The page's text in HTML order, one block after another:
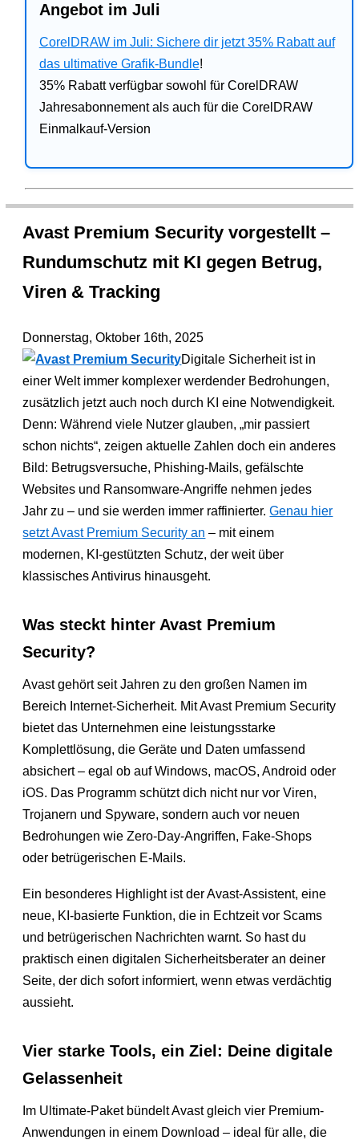
Angebot im Juli
CorelDRAW im Juli: Sichere dir jetzt 35% Rabatt auf
das ultimative Grafik-Bundle!
35% Rabatt verfügbar sowohl für CorelDRAW
Jahresabonnement als auch für die CorelDRAW
Einmalkauf-Version
Avast Premium Security vorgestellt –
Rundumschutz mit KI gegen Betrug,
Viren & Tracking
Donnerstag, Oktober 16th, 2025
Digitale Sicherheit ist in
einer Welt immer komplexer werdender Bedrohungen,
zusätzlich jetzt auch noch durch KI eine Notwendigkeit.
Denn: Während viele Nutzer glauben, „mir passiert
schon nichts“, zeigen aktuelle Zahlen doch ein anderes
Bild: Betrugsversuche, Phishing-Mails, gefälschte
Websites und Ransomware-Angriffe nehmen jedes
Jahr zu – und sie werden immer raffinierter.Genau hier
setzt Avast Premium Security an – mit einem
modernen, KI-gestützten Schutz, der weit über
klassisches Antivirus hinausgeht.
Was steckt hinter Avast Premium
Security?
Avast gehört seit Jahren zu den großen Namen im
Bereich Internet-Sicherheit. Mit Avast Premium Security
bietet das Unternehmen eine leistungsstarke
Komplettlösung, die Geräte und Daten umfassend
absichert – egal ob auf Windows, macOS, Android oder
iOS. Das Programm schützt dich nicht nur vor Viren,
Trojanern und Spyware, sondern auch vor neuen
Bedrohungen wie Zero-Day-Angriffen, Fake-Shops
oder betrügerischen E-Mails.
Ein besonderes Highlight ist der Avast-Assistent, eine
neue, KI-basierte Funktion, die in Echtzeit vor Scams
und betrügerischen Nachrichten warnt. So hast du
praktisch einen digitalen Sicherheitsberater an deiner
Seite, der dich sofort informiert, wenn etwas verdächtig
aussieht.
Vier starke Tools, ein Ziel: Deine digitale
Gelassenheit
Im Ultimate-Paket bündelt Avast gleich vier Premium-
Anwendungen in einem Download – ideal für alle, die